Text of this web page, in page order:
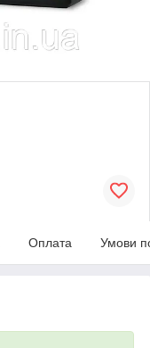
Оплата Умови